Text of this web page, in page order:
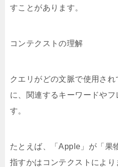
すことがあります。
コンテクストの理解
クエリがどの文脈で使用さ
に、関連するキーワードや
す。
たとえば、「Apple」が「果
指すかはコンテクストにより